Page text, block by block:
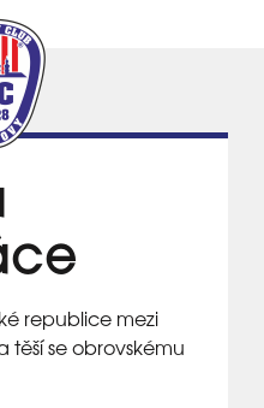
republice mezi
těší se obrovskému